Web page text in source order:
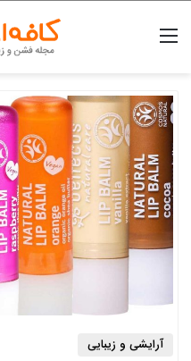
منو
آرایشی و زیبایی